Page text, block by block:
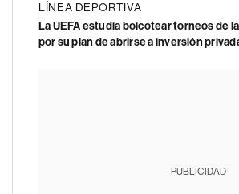
LÍNEA DEPORTIVA
La UEFA estudia boicotear torneos de
por su plan de abrirse a inversión
PUBLICIDAD